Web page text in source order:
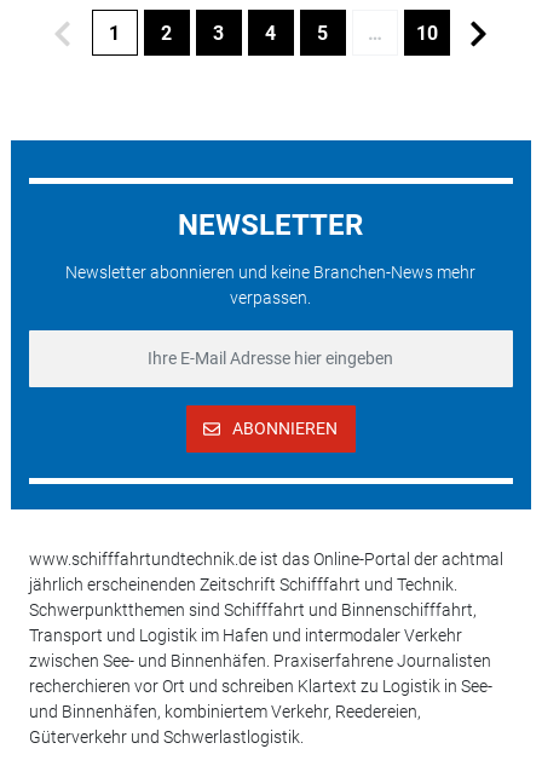
1 2 3 4 5 … 10
NEWSLETTER
Newsletter abonnieren und keine Branchen-News mehr
verpassen.
ABONNIEREN
www.schifffahrtundtechnik.de ist das Online-Portal der achtmal
jährlich erscheinenden Zeitschrift Schifffahrt und Technik.
Schwerpunktthemen sind Schifffahrt und Binnenschifffahrt,
Transport und Logistik im Hafen und intermodaler Verkehr
zwischen See- und Binnenhäfen. Praxiserfahrene Journalisten
recherchieren vor Ort und schreiben Klartext zu Logistik in See-
und Binnenhäfen, kombiniertem Verkehr, Reedereien,
Güterverkehr und Schwerlastlogistik.